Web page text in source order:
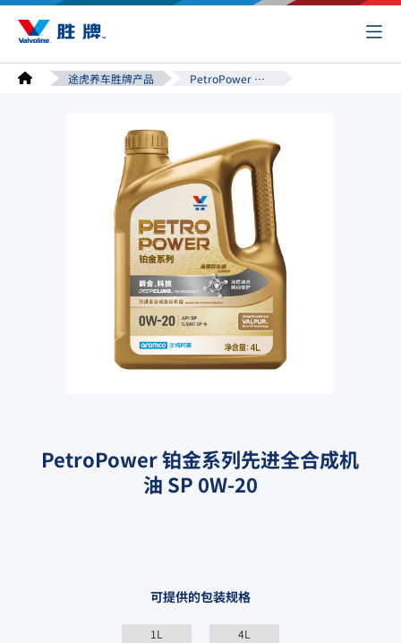
途虎养车胜牌产品 PetroPower 铂金系列先进全合成机油 SP 0W-20
PetroPower 铂金系列先进全合成机
油 SP 0W-20
可提供的包装规格
1L 4L